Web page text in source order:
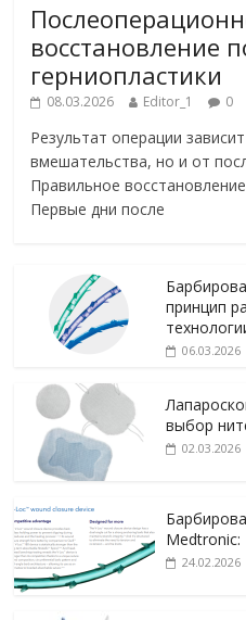
восстановление
герниопластики
08.03.2026 Editor_1 0
Результат операции
вмешательства, но и от
Правильное
Первые дни после
принцип
06.03.2026
выбор
02.03.2026
Medtronic:
24.02.2026